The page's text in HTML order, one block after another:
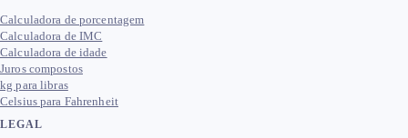
Calculadora de porcentagem
Calculadora de IMC
Calculadora de idade
Juros compostos
kg para libras
Celsius para Fahrenheit
LEGAL